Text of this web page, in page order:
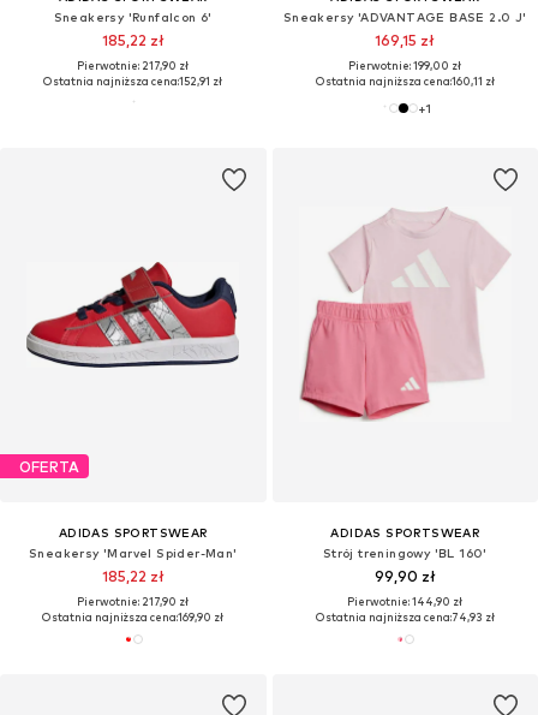
Sneakersy 'Runfalcon 6'
185,22 zł
Pierwotnie: 217,90 zł
Ostatnia najniższa cena:152,91 zł
Sneakersy 'ADVANTAGE BASE 2.0 J'
169,15 zł
Pierwotnie: 199,00 zł
Ostatnia najniższa cena:160,11 zł
+1
OFERTA
ADIDAS SPORTSWEAR
Sneakersy 'Marvel Spider-Man'
185,22 zł
Pierwotnie: 217,90 zł
Ostatnia najniższa cena:169,90 zł
ADIDAS SPORTSWEAR
Strój treningowy 'BL 160'
99,90 zł
Pierwotnie: 144,90 zł
Ostatnia najniższa cena:74,93 zł